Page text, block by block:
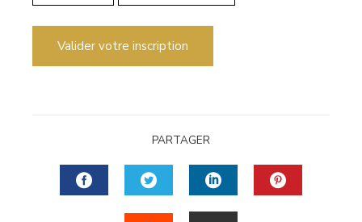
Valider votre inscription
PARTAGER
FACEBOOKTWITTERLINKEDIN